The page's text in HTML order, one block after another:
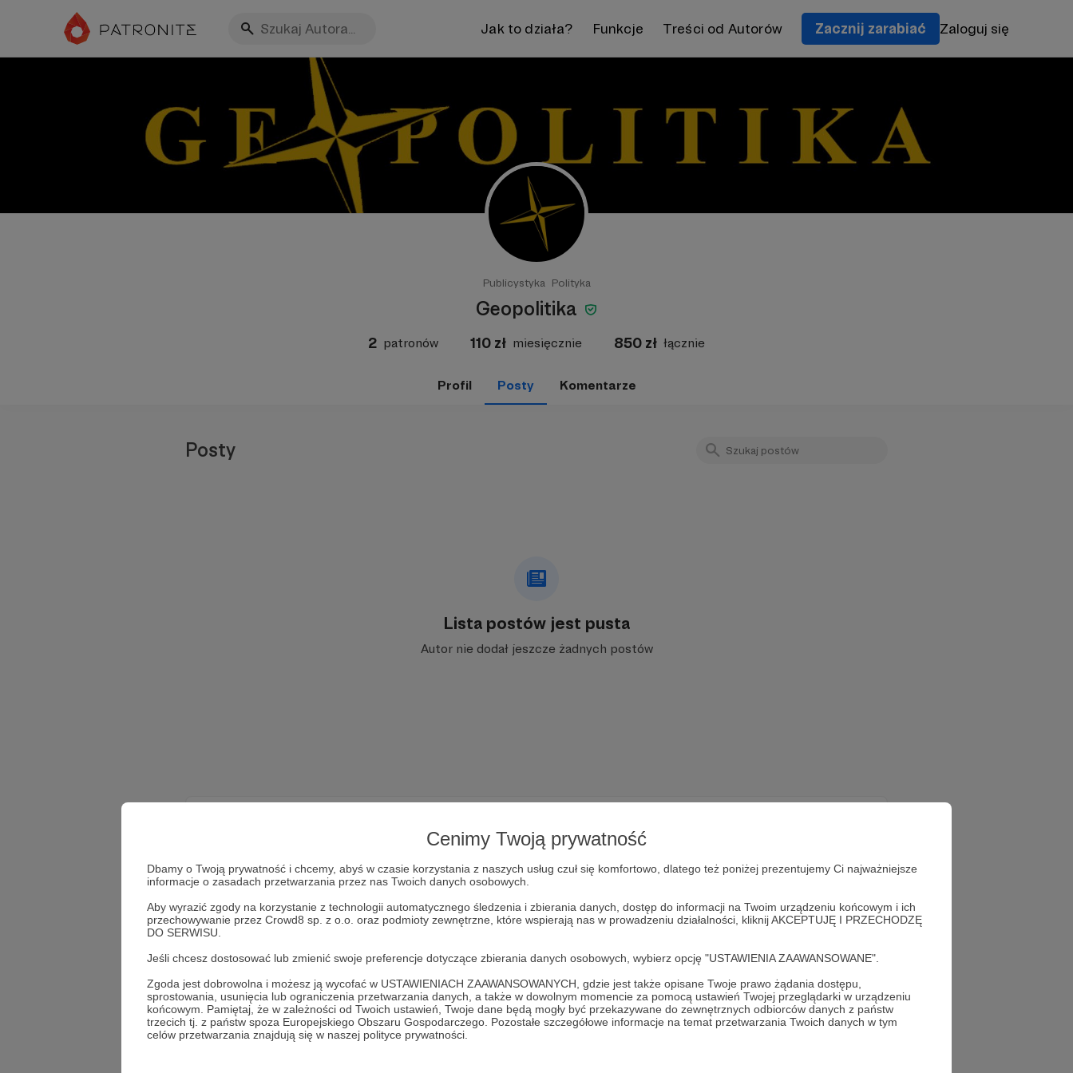
Cenimy Twoją prywatność
Dbamy o Twoją prywatność i chcemy, abyś w czasie korzystania z naszych usług czuł się komfortowo, dlatego też poniżej prezentujemy Ci najważniejsze
informacje o zasadach przetwarzania przez nas Twoich danych osobowych.
Aby wyrazić zgody na korzystanie z technologii automatycznego śledzenia i zbierania danych, dostęp do informacji na Twoim urządzeniu końcowym i ich
przechowywanie przez Crowd8 sp. z o.o. oraz podmioty zewnętrzne, które wspierają nas w prowadzeniu działalności, kliknij AKCEPTUJĘ I PRZECHODZĘ
DO SERWISU.
Jeśli chcesz dostosować lub zmienić swoje preferencje dotyczące zbierania danych osobowych, wybierz opcję "USTAWIENIA ZAAWANSOWANE".
Zgoda jest dobrowolna i możesz ją wycofać w USTAWIENIACH ZAAWANSOWANYCH, gdzie jest także opisane Twoje prawo żądania dostępu,
sprostowania, usunięcia lub ograniczenia przetwarzania danych, a także w dowolnym momencie za pomocą ustawień Twojej przeglądarki w urządzeniu
końcowym. Pamiętaj, że w zależności od Twoich ustawień, Twoje dane będą mogły być przekazywane do zewnętrznych odbiorców danych z państw
trzecich tj. z państw spoza Europejskiego Obszaru Gospodarczego. Pozostałe szczegółowe informacje na temat przetwarzania Twoich danych w tym
celów przetwarzania znajdują się w naszej polityce prywatności.
Jak to działa? Funkcje Treści od Autorów Zacznij zarabiać Zaloguj się
Publicystyka Polityka
Geopolitika
2 patronów 110 zł miesięcznie 850 zł łącznie
Profil Posty Komentarze
Posty
Lista postów jest pusta
Autor nie dodał jeszcze żadnych postów
Dołącz do grona Patronów!
Wesprzyj działalność Autora Geopolitika
Zostań Patronem